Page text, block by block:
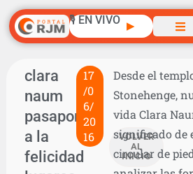
🎙️ EN VIVO ▶
clara
naum
pasaporte
a la
felicidad
17
/0
6/
20
16
VOLVER
AL
INICIO
Desde el
Stonehenge,
vida Clara
significado de
circular de